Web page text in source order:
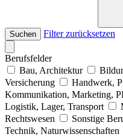
Suchen Filter zurücksetzen
Berufsfelder
Bau, Architektur
Versicherung
Handwerk,
Kommunikation, Marketing,
Logistik, Lager, Transport
Rechtswesen
Sonstige
Technik, Naturwissenschaften